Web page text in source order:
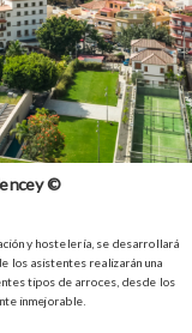
©
y hostelería, se desarrollará
los asistentes realizarán una
tipos de arroces, desde los
inmejorable.